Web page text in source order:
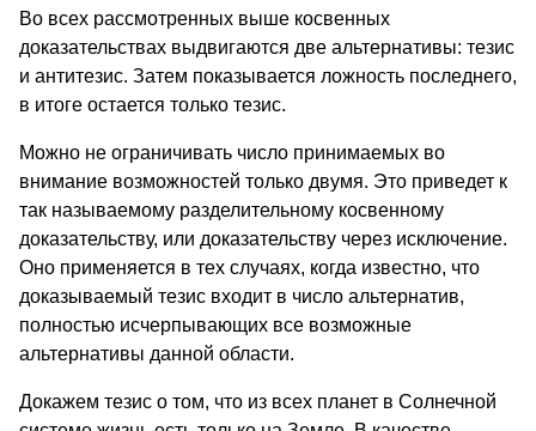
Во всех рассмотренных выше кос­венных
доказательствах выдвигаются две альтернативы: тезис
и антитезис. Затем показывается ложность последнего,
в итоге оста­ется только тезис.
Можно не ограничивать число принимаемых во
внимание воз­можностей только двумя. Это приведет к
так называемому раздели­тельному косвенному
доказательству, или доказательству через исклю­чение.
Оно применяется в тех случаях, когда известно, что
дока­зываемый тезис входит в число альтернатив,
полностью исчерпы­вающих все возможные
альтернативы данной области.
Докажем тезис о том, что из всех планет в Солнечной